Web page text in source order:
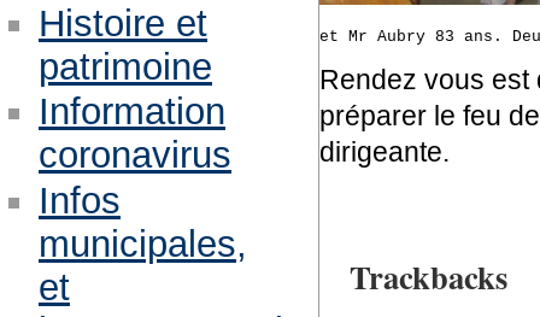
et Mr Aubry 83 ans.
Rendez vous est
préparer le feu
dirigeante.
Trackbacks
Histoire et
patrimoine
Information
coronavirus
Infos
municipales,
et